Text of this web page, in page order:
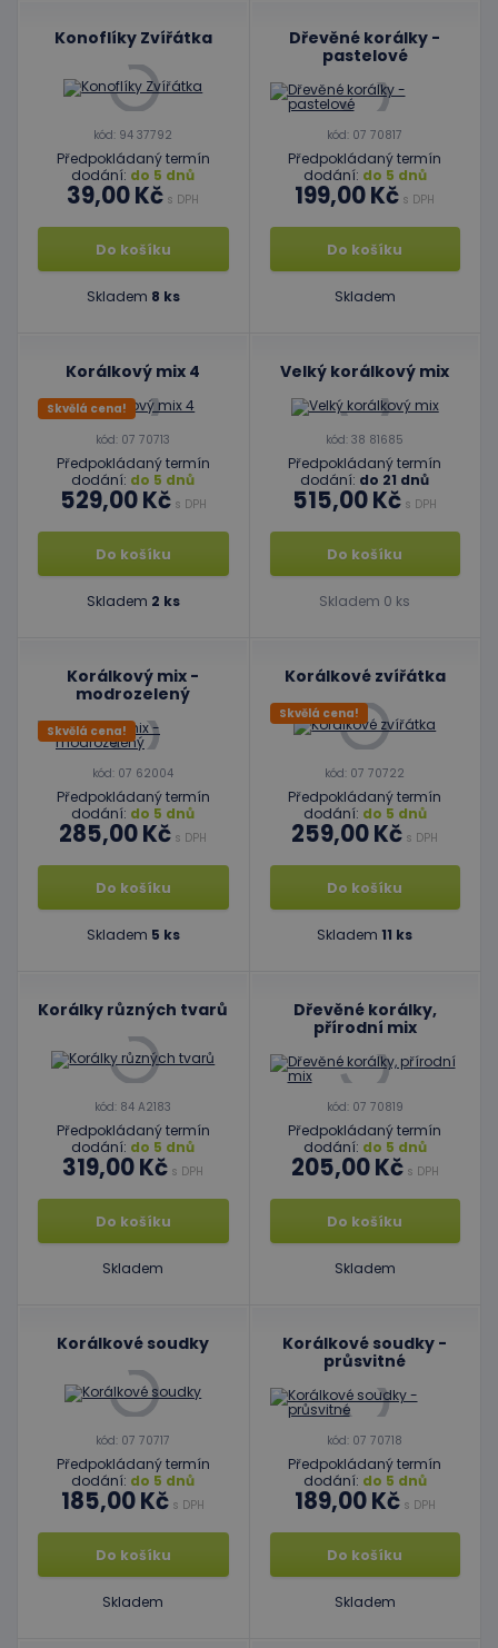
Konoflíky Zvířátka
kód: 94 37792
Předpokládaný termín
dodání: do 5 dnů
39,00 Kč s DPH
Do košíku
Skladem 8 ks
Dřevěné korálky -
pastelové
kód: 07 70817
Předpokládaný termín
dodání: do 5 dnů
199,00 Kč s DPH
Do košíku
Skladem
Korálkový mix 4
Skvělá cena!
kód: 07 70713
Předpokládaný termín
dodání: do 5 dnů
529,00 Kčs DPH
Do košíku
Skladem 2 ks
Velký korálkový mix
kód: 38 81685
Předpokládaný termín
dodání: do 21 dnů
515,00 Kč s DPH
Do košíku
Skladem 0 ks
Korálkový mix -
modrozelený
Skvělá cena!
kód: 07 62004
Předpokládaný termín
dodání: do 5 dnů
285,00 Kč s DPH
Do košíku
Skladem 5 ks
Korálkové zvířátka
Skvělá cena!
kód: 07 70722
Předpokládaný termín
dodání: do 5 dnů
259,00 Kč s DPH
Do košíku
Skladem 11 ks
Korálky různých tvarů
kód: 84 A2183
Předpokládaný termín
dodání: do 5 dnů
319,00 Kč s DPH
Do košíku
Skladem
Dřevěné korálky,
přírodní mix
kód: 07 70819
Předpokládaný termín
dodání: do 5 dnů
205,00 Kčs DPH
Do košíku
Skladem
Korálkové soudky
kód: 07 70717
Předpokládaný termín
dodání: do 5 dnů
185,00 Kč s DPH
Do košíku
Skladem
Korálkové soudky -
průsvitné
kód: 07 70718
Předpokládaný termín
dodání: do 5 dnů
189,00 Kčs DPH
Do košíku
Skladem